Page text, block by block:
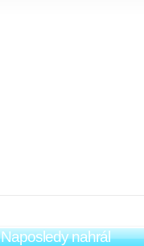
Naposledy nahrál